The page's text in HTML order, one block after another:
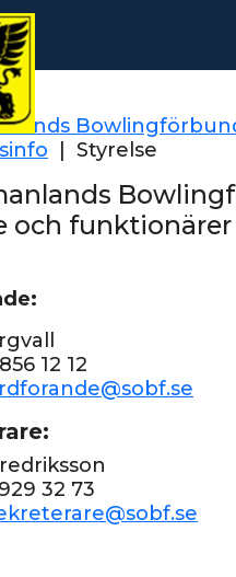
Styrelse
och funktionärer
12 12
32 73